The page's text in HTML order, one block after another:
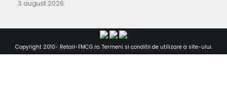
3 august 2026
Copyright 2010- Retail-FMCG.ro. Termeni si conditii de utilizare a site-ului.